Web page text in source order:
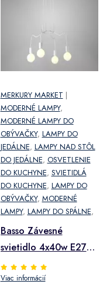
MERKURY MARKET |
MODERNÉ LAMPY,
MODERNÉ LAMPY DO
OBÝVAČKY, LAMPY DO
JEDÁLNE, LAMPY NAD STÔL
DO JEDÁLNE, OSVETLENIE
DO KUCHYNE, SVIETIDLÁ
DO KUCHYNE, LAMPY DO
OBÝVAČKY, MODERNÉ
LAMPY, LAMPY DO SPÁLNE,
Basso Závesné
svietidlo 4x40w E27
Biela matná
Viac informácií